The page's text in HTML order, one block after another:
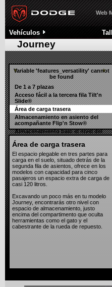
Web
Journey
Sistema automático
Alarma antirrobo e
Anclajes infantiles
Vehículos
Nitro
Avenger
Toda la gama
Concept Cars
Variable 'features_versatility' cannot
be found
De 1 a 7 plazas
Acceso fácil a la tercera fila Tilt'n
Slide®
Área de carga trasera
Almacenamiento en asiento del
acompañante Flip'n Stow®
Almacenamiento bajo el nivel del
suelo
Doble guantera con
compartimento refrigerado
Portaobjetos laterales
Área de carga trasera
El espacio plegable en tres partes para
carga en el suelo, situado detrás de la
segunda fila de asientos, ofrece en los
modelos con capacidad para cinco
pasajeros un espacio extra de carga de
casi 120 litros.
Excavando un poco más en tu modelo
Journey, encontrarás otro nivel con
espacio de almacenamiento, justo
encima del compartimento que oculta
herramientas como el gato y el
cabestrante de la rueda de repuesto.